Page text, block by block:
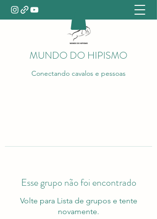
MUNDO DO HIPISMO
Conectando cavalos e pessoas
Esse grupo não foi encontrado
Volte para Lista de grupos e tente
novamente.